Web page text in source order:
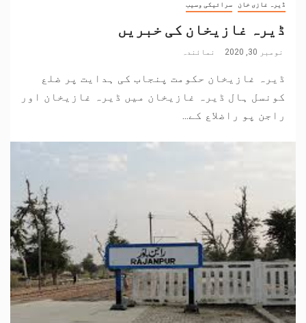
ڈیرہ غازی خان سرائیکی وسیب
ڈیرہ غازیخان کی خبریں
نومبر 30, 2020 نمائندہ
ڈیرہ غازیخان حکومت پنجاب کی ہدایت پر ضلع
کونسل ہال ڈیرہ غازیخان میں ڈیرہ غازیخان اور
راجن پو راضلاع کے...